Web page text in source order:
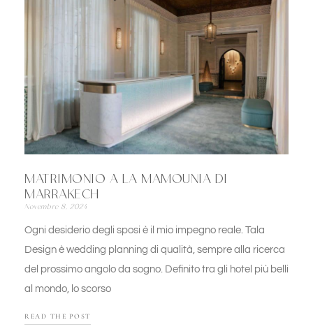
MATRIMONIO A LA MAMOUNIA DI
MARRAKECH
Novembre 8, 2024
Ogni desiderio degli sposi è il mio impegno reale. Tala
Design è wedding planning di qualità, sempre alla ricerca
del prossimo angolo da sogno. Definito tra gli hotel più belli
al mondo, lo scorso
READ THE POST